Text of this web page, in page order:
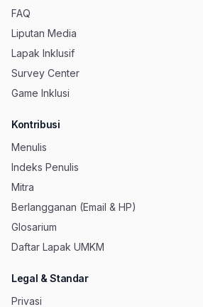
FAQ
Liputan Media
Lapak Inklusif
Survey Center
Game Inklusi
Kontribusi
Menulis
Indeks Penulis
Mitra
Berlangganan (Email & HP)
Glosarium
Daftar Lapak UMKM
Legal & Standar
Privasi